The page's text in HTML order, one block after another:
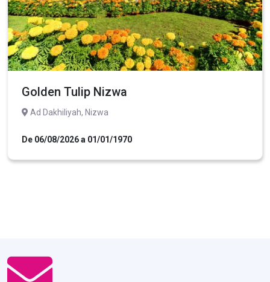
Golden Tulip Nizwa
Ad Dakhiliyah, Nizwa
De 06/08/2026 a 01/01/1970